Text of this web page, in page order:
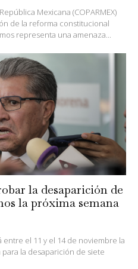
Mexicana (COPARMEX)
de la reforma constitucional
representa una amenaza...
la desaparición de
la próxima semana
el 11 y el 14 de noviembre la
la desaparición de siete